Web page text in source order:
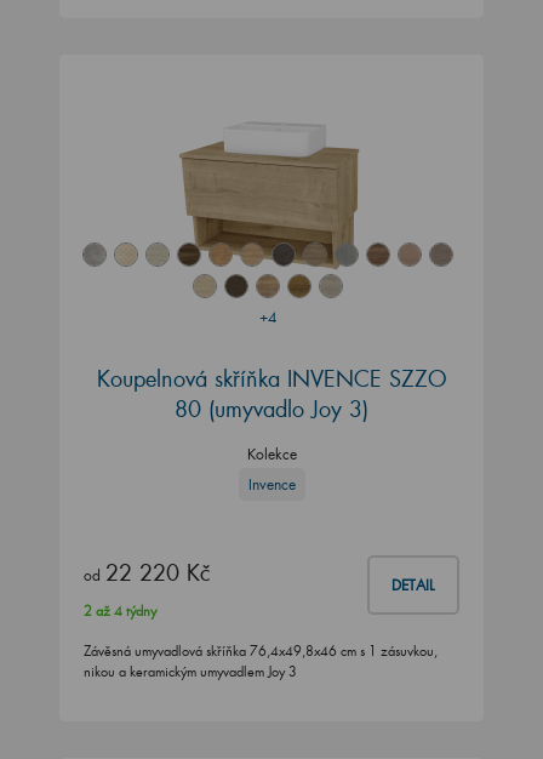
+4
Koupelnová skříňka INVENCE SZZO
80 (umyvadlo Joy 3)
Kolekce
Invence
od 22 220 Kč DETAIL
2 až 4 týdny
Závěsná umyvadlová skříňka 76,4x49,8x46 cm s 1 zásuvkou,
nikou a keramickým umyvadlem Joy 3